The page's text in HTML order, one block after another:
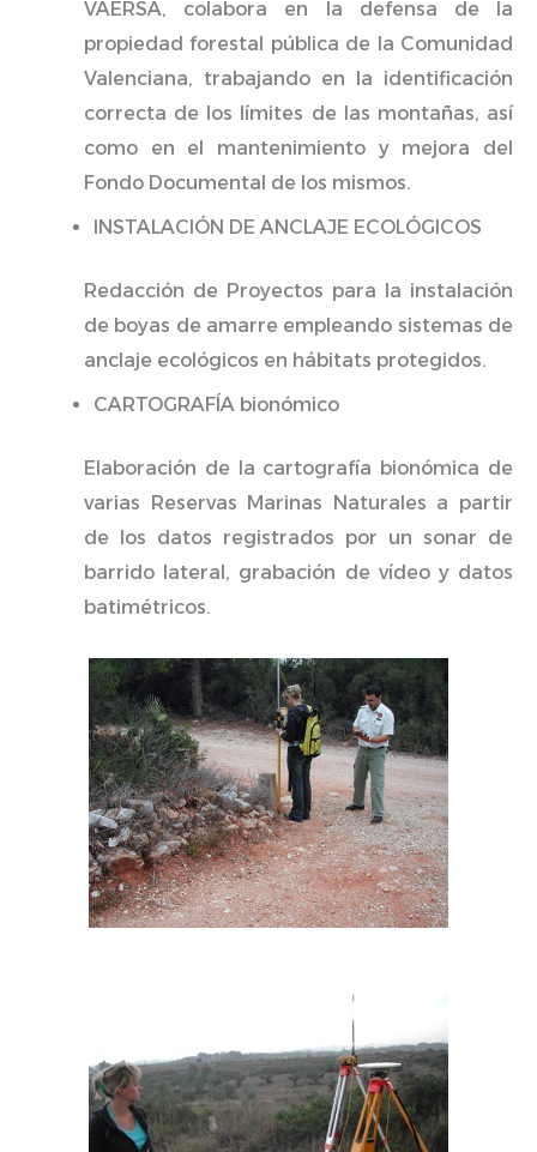
VAERSA, colabora en la defensa de la
propiedad forestal pública de la Comunidad
Valenciana, trabajando en la identificación
correcta de los límites de las montañas, así
como en el mantenimiento y mejora del
Fondo Documental de los mismos.
INSTALACIÓN DE ANCLAJE ECOLÓGICOS
Redacción de Proyectos para la instalación
de boyas de amarre empleando sistemas de
anclaje ecológicos en hábitats protegidos.
CARTOGRAFÍA bionómico
Elaboración de la cartografía bionómica de
varias Reservas Marinas Naturales a partir
de los datos registrados por un sonar de
barrido lateral, grabación de vídeo y datos
batimétricos.